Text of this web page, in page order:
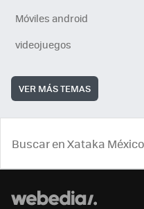
Móviles android
videojuegos
VER MÁS TEMAS